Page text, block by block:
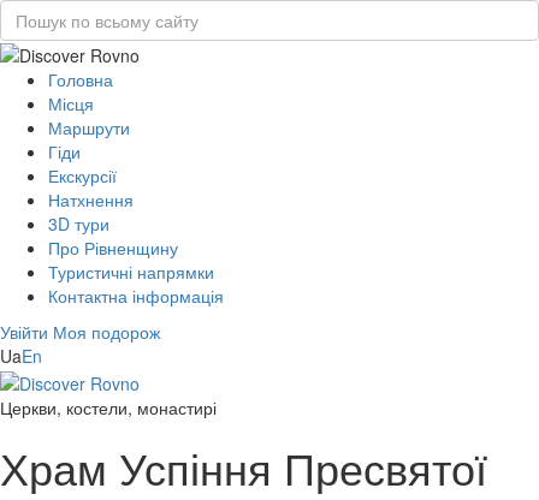
Головна
Місця
Маршрути
Гіди
Екскурсії
Натхнення
3D тури
Про Рівненщину
Туристичні напрямки
Контактна інформація
Увійти Моя подорож
UaEn
Церкви, костели, монастирі
Храм Успіння Пресвятої